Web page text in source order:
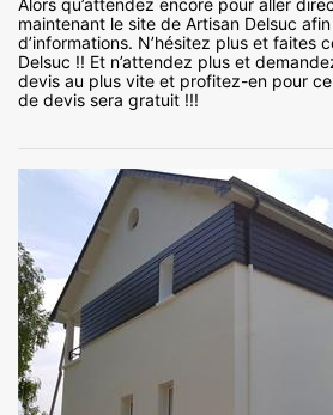
maintenant le site de Artisan Delsuc
d’informations. N’hésitez plus et faites
Delsuc !! Et n’attendez plus et
devis au plus vite et profitez-en pour
de devis sera gratuit !!!